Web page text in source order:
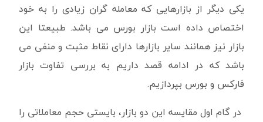
یکی دیگر از بازارهایی که معامله گران زیادی را به خود
اختصاص داده است بازار بورس می باشد. طبیعتا این
بازار نیز همانند سایر بازارها دارای نقاط مثبت و منفی می
باشد که در ادامه قصد داریم به بررسی تفاوت بازار
فارکس و بورس بپردازیم.
در گام اول مقایسه این دو بازار، بایستی حجم معاملاتی را